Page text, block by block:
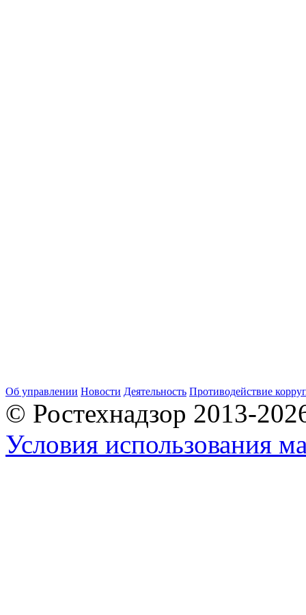
Об управлении Новости Деятельность Противодействие
© Ростехнадзор 2013-
Условия использования